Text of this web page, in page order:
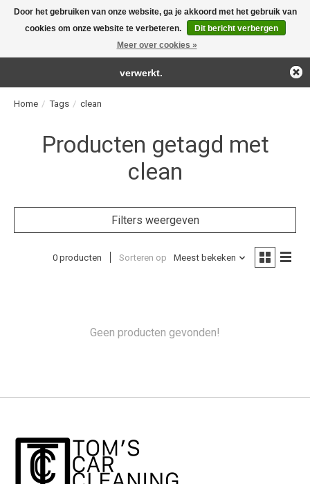
For the real detailing products!
Home / Tags / clean
Producten getagd met
clean
Filters weergeven
0 producten Sorteren op Meest bekeken
Geen producten gevonden!
Door het gebruiken van onze website, ga je akkoord met het gebruik van
cookies om onze website te verbeteren.
Dit bericht verbergen
Meer over cookies »
← Keer terug naar de backofficeDeze winkel is in aanbouw.
Eventueel geplaatste orders zullen niet worden gehonoreerd of
verwerkt.